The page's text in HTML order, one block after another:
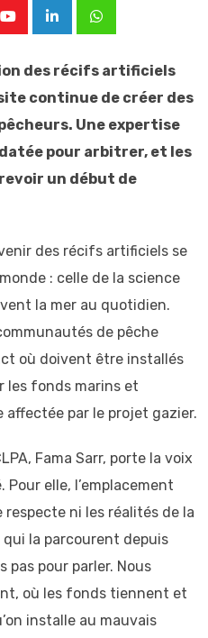
LinkedInWhatsapp
des récifs artificiels
continue de créer des
Une expertise
pour arbitrer, et les
un début de
des récifs artificiels se
: celle de la science
la mer au quotidien.
de pêche
où doivent être installés
les fonds marins et
par le projet gazier.
Fama Sarr, porte la voix
elle, l’emplacement
respecte ni les réalités de la
qui la parcourent depuis
pas pour parler. Nous
où les fonds tiennent et
installe au mauvais